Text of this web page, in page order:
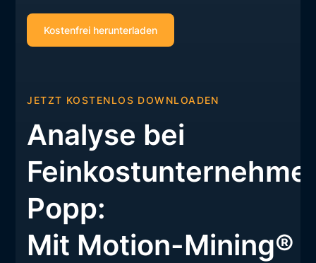
JETZT KOSTENLOS DOWNLOADEN
Analyse bei
Popp:
Mit Motion-Mining®